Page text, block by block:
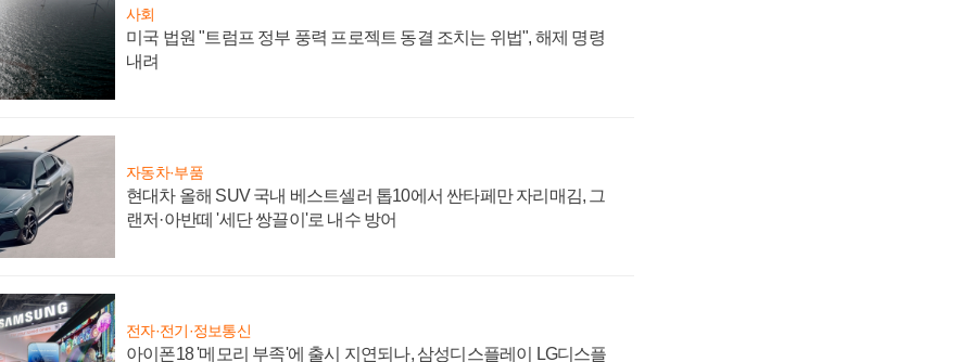
사회
미국 법원 "트럼프 정부 풍력 프로젝트 동결 조치는 위법", 해제 명령
내려
자동차·부품
현대차 올해 SUV 국내 베스트셀러 톱10에서 싼타페만 자리매김, 그
랜저·아반떼 '세단 쌍끌이'로 내수 방어
전자·전기·정보통신
아이폰18 '메모리 부족'에 출시 지연되나, 삼성디스플레이 LG디스플